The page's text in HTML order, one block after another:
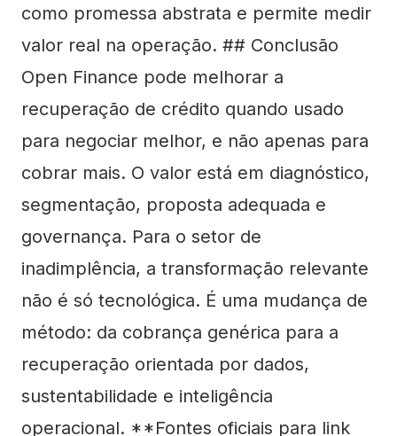
como promessa abstrata e permite medir
valor real na operação. ## Conclusão
Open Finance pode melhorar a
recuperação de crédito quando usado
para negociar melhor, e não apenas para
cobrar mais. O valor está em diagnóstico,
segmentação, proposta adequada e
governança. Para o setor de
inadimplência, a transformação relevante
não é só tecnológica. É uma mudança de
método: da cobrança genérica para a
recuperação orientada por dados,
sustentabilidade e inteligência
operacional. **Fontes oficiais para link